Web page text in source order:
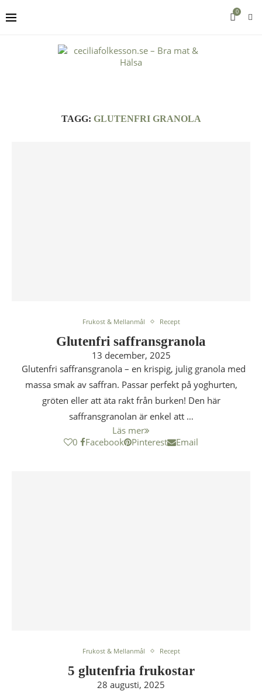
0
TAGG: GLUTENFRI GRANOLA
Frukost & Mellanmål Recept
Glutenfri saffransgranola
13 december, 2025
Glutenfri saffransgranola – en krispig, julig granola med
massa smak av saffran. Passar perfekt på yoghurten,
gröten eller att äta rakt från burken! Den här
saffransgranolan är enkel att …
Läs mer
0
Facebook Pinterest Email
Frukost & Mellanmål Recept
5 glutenfria frukostar
28 augusti, 2025